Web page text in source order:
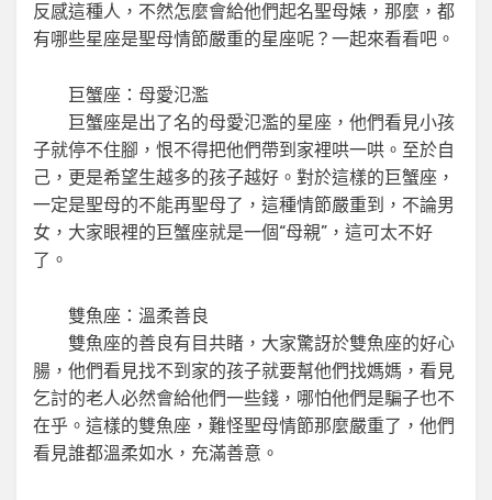
反感這種人，不然怎麼會給他們起名聖母婊，那麼，都
有哪些星座是聖母情節嚴重的星座呢？一起來看看吧。
巨蟹座：母愛氾濫
巨蟹座是出了名的母愛氾濫的星座，他們看見小孩
子就停不住腳，恨不得把他們帶到家裡哄一哄。至於自
己，更是希望生越多的孩子越好。對於這樣的巨蟹座，
一定是聖母的不能再聖母了，這種情節嚴重到，不論男
女，大家眼裡的巨蟹座就是一個“母親”，這可太不好
了。
雙魚座：溫柔善良
雙魚座的善良有目共睹，大家驚訝於雙魚座的好心
腸，他們看見找不到家的孩子就要幫他們找媽媽，看見
乞討的老人必然會給他們一些錢，哪怕他們是騙子也不
在乎。這樣的雙魚座，難怪聖母情節那麼嚴重了，他們
看見誰都溫柔如水，充滿善意。